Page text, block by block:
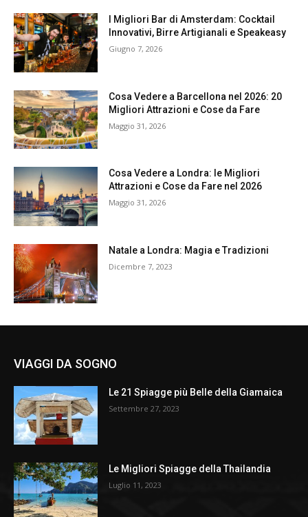
I Migliori Bar di Amsterdam: Cocktail
Innovativi, Birre Artigianali e Speakeasy
Giugno 7, 2026
Cosa Vedere a Barcellona nel 2026: 20
Migliori Attrazioni e Cose da Fare
Maggio 31, 2026
Cosa Vedere a Londra: le Migliori
Attrazioni e Cose da Fare nel 2026
Maggio 31, 2026
Natale a Londra: Magia e Tradizioni
Dicembre 7, 2023
VIAGGI DA SOGNO
Le 21 Spiagge più Belle della Giamaica
Settembre 27, 2023
Le Migliori Spiagge della Thailandia
Luglio 11, 2023